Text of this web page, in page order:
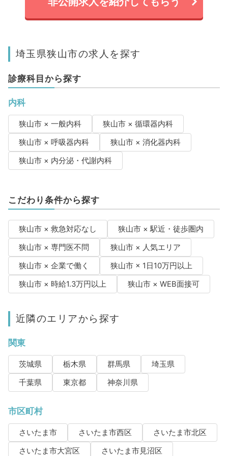
埼玉県狭山市の求人を探す
診療科目から探す
内科
狭山市 × 一般内科
狭山市 × 循環器内科
狭山市 × 呼吸器内科
狭山市 × 消化器内科
狭山市 × 内分泌・代謝内科
こだわり条件から探す
狭山市 × 救急対応なし
狭山市 × 駅近・徒歩圏内
狭山市 × 専門医不問
狭山市 × 人気エリア
狭山市 × 企業で働く
狭山市 × 1日10万円以上
狭山市 × 時給1.3万円以上
狭山市 × WEB面接可
近隣のエリアから探す
関東
茨城県 栃木県 群馬県
埼玉県
千葉県
東京都 神奈川県
市区町村
さいたま市 さいたま市西区
さいたま市北区
さいたま市大宮区
さいたま市見沼区